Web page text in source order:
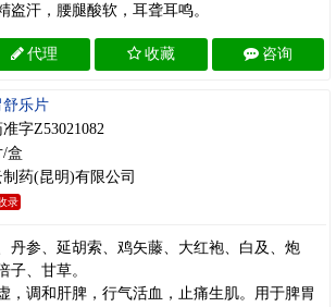
盗汗，腰腿酸软，耳聋耳鸣。
代理 收藏 咨询
舒乐片
准字Z53021082
/盒
药(昆明)有限公司
录
丹参、延胡索、鸡矢藤、大红袍、白及、炮
子、甘草。
，调和肝脾，行气活血，止痛生肌。用于脾胃